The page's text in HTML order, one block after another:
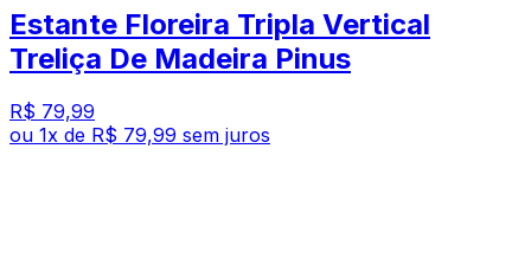
Estante Floreira Tripla Vertical
Treliça De Madeira Pinus
R$ 79,99
ou 1x de R$ 79,99 sem juros